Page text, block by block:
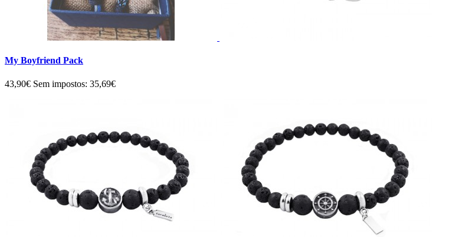
My Boyfriend Pack
43,90€ Sem impostos: 35,69€